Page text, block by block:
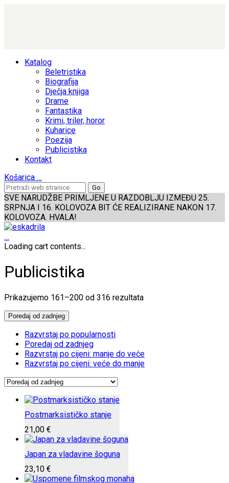
Katalog
Beletristika
Biografija
Dječja knjiga
Drame
Fantastika
Krimi, triler, horor
Kuharice
Poezija
Publicistika
Kontakt
Košarica …
SVE NARUDŽBE PRIMLJENE U RAZDOBLJU IZMEĐU 25.
SRPNJA I 16. KOLOVOZA BIT ĆE REALIZIRANE NAKON 17.
KOLOVOZA. HVALA!
…
Loading cart contents...
Publicistika
Prikazujemo 161–200 od 316 rezultataPoredano
Poredaj od zadnjeg
Razvrstaj po popularnosti
Poredaj od zadnjeg
Razvrstaj po cijeni: manje do veće
Razvrstaj po cijeni: veće do manje
Postmarksističko stanje
21,00 €
Japan za vladavine šoguna
23,10 €